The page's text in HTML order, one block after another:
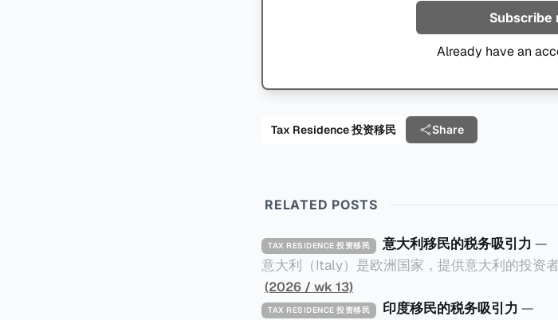
Subscribe
Already have an
Tax Residence 投资移民 Share
RELATED POSTS
TAX RESIDENCE 投资移民 意大利移民的税务吸引力 —
意大利（Italy）是欧洲国家，提供意大利的投资
标准才能获得两年投资者签证： * 投资200万欧元意大利政府债券； * 投资50万欧元意大利
股票； * 投资25万欧元于创新初创企业；或 * 向意大利公共利益项目捐赠100万欧元。 当投
(2026 / wk 13)
TAX RESIDENCE 投资移民 印度移民的税务吸引力 —